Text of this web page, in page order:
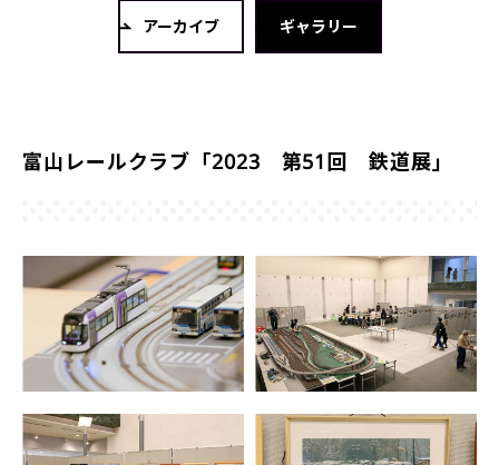
アーカイブ ギャラリー
富山レールクラブ「2023 第51回 鉄道展」